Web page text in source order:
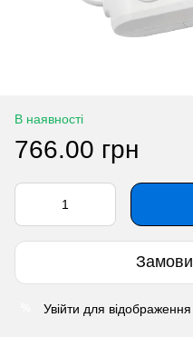
В наявності
766.00 грн
Увійти для